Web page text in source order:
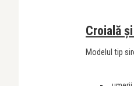
Croială
Modelul tip